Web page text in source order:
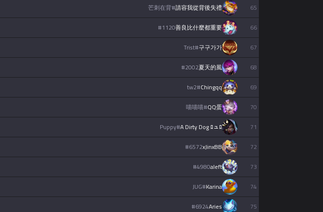
65
請容我從背後失禮
#
芒刺在背
66
善良比什麼都重要
#1120
67
구구가가
#
Trist
68
夏天的風
#2002
69
Chingqq
#
tw2
70
QQ蛋
#
喵喵喵
71
A Dirty Dog ﾛュﾛ
#
Puppy
72
xJinxBB
#6572
73
aleft
#4980
74
Karina
#
JUG
75
Aries
#6924